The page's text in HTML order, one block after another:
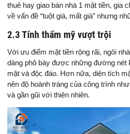
thuê hay giao bán nhà 1 mặt tiền, gia
về vấn đề “tuột giá, mất giá” nhưng
2.3 Tính thẩm mỹ vượt trội
Với ưu điểm mặt tiền rộng rãi, ngôi
dàng phô bày được những đường nét
mặt và độc đáo. Hơn nữa, diện tích
nên độ hoành tráng của công trình
và gần gũi với thiên nhiên.